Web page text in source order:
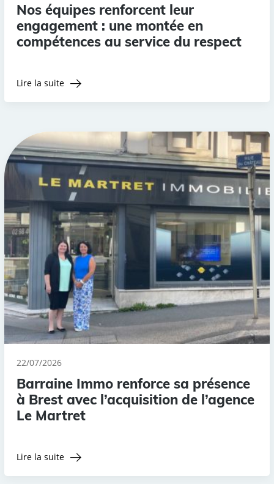
Nos équipes renforcent leur
engagement : une montée en
compétences au service du respect
Lire la suite
22/07/2026
Barraine Immo renforce sa présence
à Brest avec l’acquisition de l’agence
Le Martret
Lire la suite